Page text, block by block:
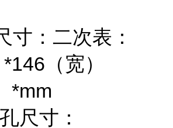
寸：二次表：
*146 （宽）
*mm
尺寸：